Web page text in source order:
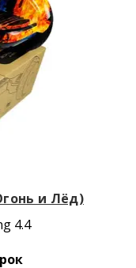
и Лёд)
4.4